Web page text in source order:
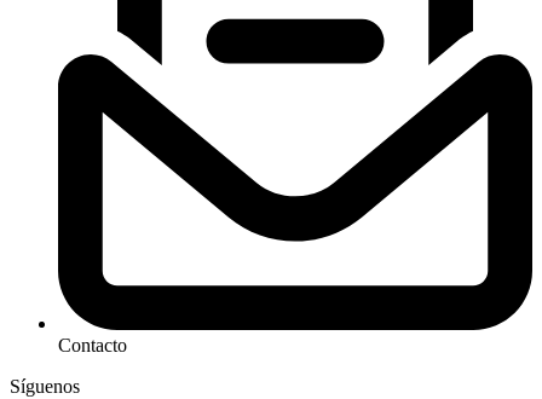
Contacto
Síguenos